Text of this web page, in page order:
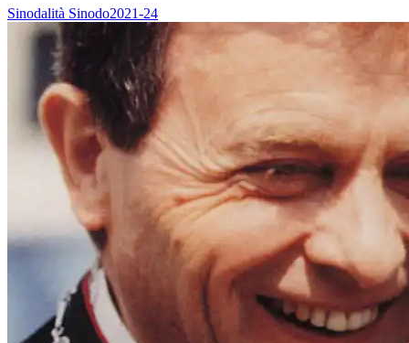
Sinodalità Sinodo2021-24